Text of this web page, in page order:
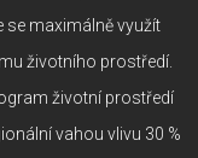
se maximálně využít
životního prostředí.
životní prostředí
vahou vlivu 30 %